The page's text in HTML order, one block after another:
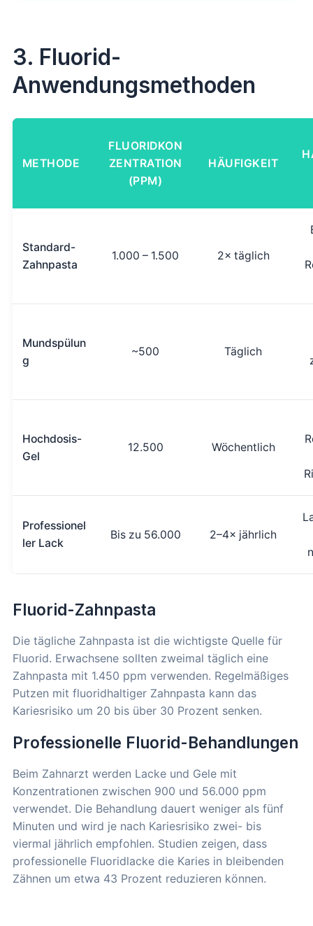
3. Fluorid-
Anwendungsmethoden
METHODE
FLUORIDKON
ZENTRATION
(PPM)
HÄUFIGKEIT
Standard-
Zahnpasta
1.000 – 1.500 2× täglich
Mundspülun
g
~500 Täglich
Hochdosis-
Gel
12.500 Wöchentlich
Professionel
ler Lack
Bis zu 56.000 2–4× jährlich
Fluorid-Zahnpasta
Die tägliche Zahnpasta ist die wichtigste Quelle für
Fluorid. Erwachsene sollten zweimal täglich eine
Zahnpasta mit 1.450 ppm verwenden. Regelmäßiges
Putzen mit fluoridhaltiger Zahnpasta kann das
Kariesrisiko um 20 bis über 30 Prozent senken.
Professionelle Fluorid-Behandlungen
Beim Zahnarzt werden Lacke und Gele mit
Konzentrationen zwischen 900 und 56.000 ppm
verwendet. Die Behandlung dauert weniger als fünf
Minuten und wird je nach Kariesrisiko zwei- bis
viermal jährlich empfohlen. Studien zeigen, dass
professionelle Fluoridlacke die Karies in bleibenden
Zähnen um etwa 43 Prozent reduzieren können.